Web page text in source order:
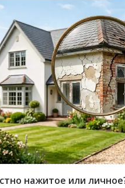
нажитое или